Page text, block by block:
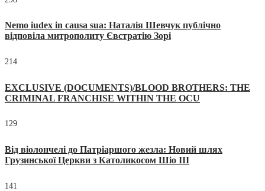
Nemo iudex in causa sua: Наталія Шевчук публічно
відповіла митрополиту Євстратію Зорі
214
EXCLUSIVE (DOCUMENTS)/BLOOD BROTHERS: THE
CRIMINAL FRANCHISE WITHIN THE OCU
129
Від віолончелі до Патріаршого жезла: Новий шлях
Грузинської Церкви з Католикосом Шіо III
141